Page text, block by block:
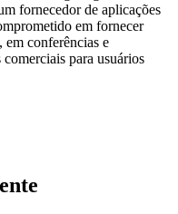
fornecedor de aplicações
em fornecer
em conferências e
para usuários